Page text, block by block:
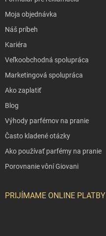
Moja objednávka
Náš príbeh
Kariéra
Veľkoobchodná spolupráca
Marketingová spolupráca
Ako zaplatiť
Blog
Výhody parfémov na pranie
Často kladené otázky
Ako používať parfémy na pranie
Porovnanie vôní Giovani
PRIJÍMAME ONLINE PLATBY